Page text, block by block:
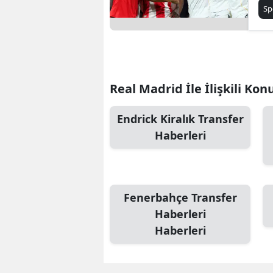
Real Madrid İle İlişkili
Endrick Kiralık Transfer
Haberleri
Fenerbahçe Transfer
Haberleri
Haberleri